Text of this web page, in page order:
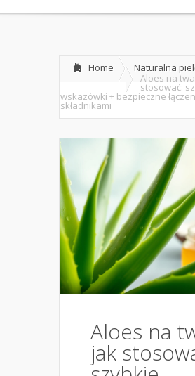
Home
Naturalna
Aloes na
stosować:
wskazówki + bezpieczne
składnikami
Aloes na
jak